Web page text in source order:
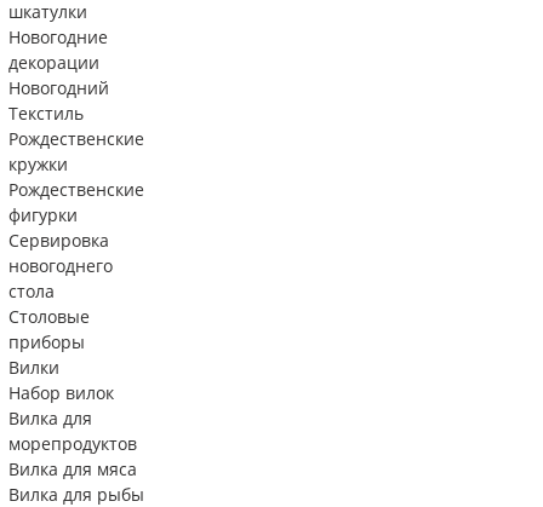
шкатулки
Новогодние
декорации
Новогодний
Текстиль
Рождественские
кружки
Рождественские
фигурки
Сервировка
новогоднего
стола
Столовые
приборы
Вилки
Набор вилок
Вилка для
морепродуктов
Вилка для мяса
Вилка для рыбы